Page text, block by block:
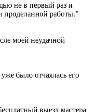
не в первый раз и
проделанной работы.”
моей неудачной
было отчаялась его
выезд мастера